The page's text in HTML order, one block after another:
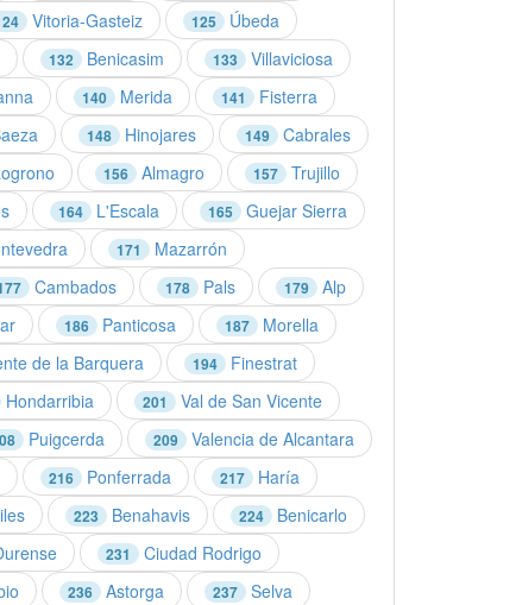
Vitoria-Gasteiz 125 Úbeda
132 Benicasim 133 Villaviciosa
140 Merida 141 Fisterra
148 Hinojares 149 Cabrales
156 Almagro 157 Trujillo
164 L'Escala 165 Guejar Sierra
171 Mazarrón
Cambados 178 Pals 179 Alp
186 Panticosa 187 Morella
de la Barquera 194 Finestrat
Hondarribia 201 Val de San Vicente
Puigcerda 209 Valencia de Alcantara
216 Ponferrada 217 Haría
223 Benahavis 224 Benicarlo
231 Ciudad Rodrigo
236 Astorga 237 Selva